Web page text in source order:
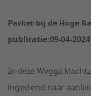
Parket bij de Hoge
publicatie:09-04-
In deze Wvggz-
ingediend naar